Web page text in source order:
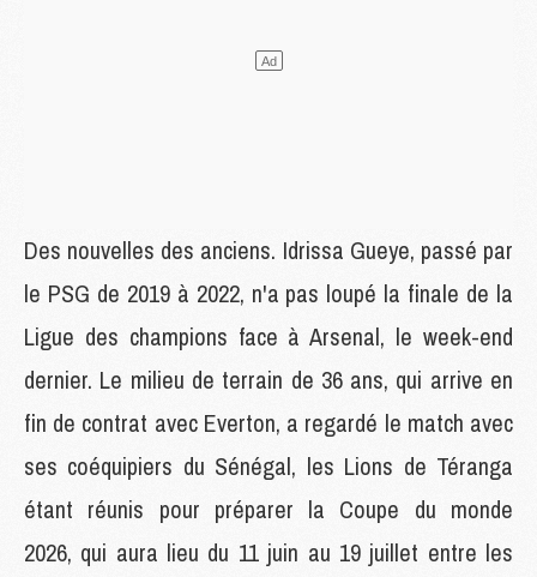
Des nouvelles des anciens. Idrissa Gueye, passé par
le PSG de 2019 à 2022, n'a pas loupé la finale de la
Ligue des champions face à Arsenal, le week-end
dernier. Le milieu de terrain de 36 ans, qui arrive en
fin de contrat avec Everton, a regardé le match avec
ses coéquipiers du Sénégal, les Lions de Téranga
étant réunis pour préparer la Coupe du monde
2026, qui aura lieu du 11 juin au 19 juillet entre les